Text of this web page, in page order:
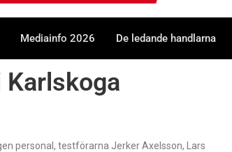
Mediainfo 2026 De ledande handlarna
Karlskoga
personal, testförarna Jerker Axelsson, Lars